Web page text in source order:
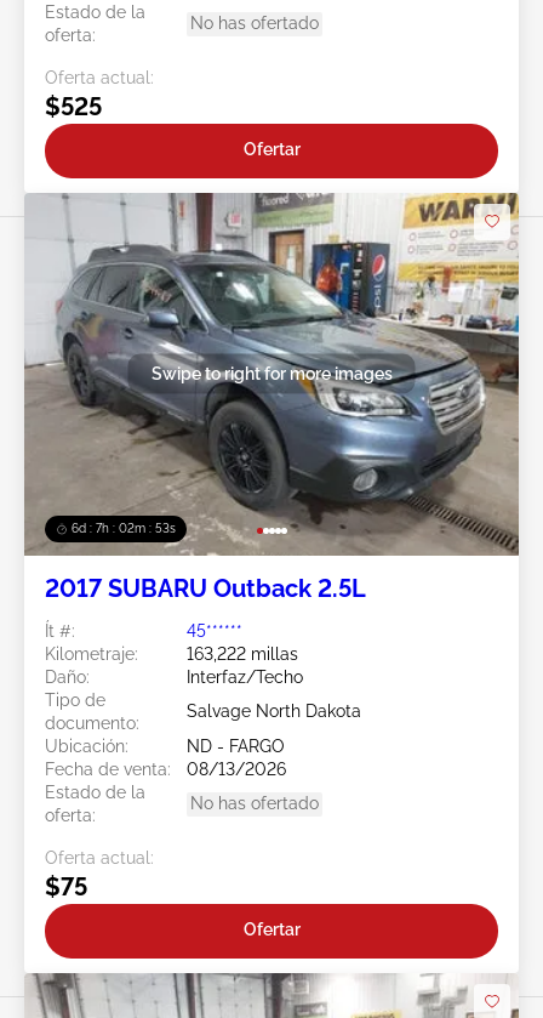
Estado de la
oferta:
No has ofertado
Oferta actual:
$525
Ofertar
6d : 7h : 02m : 50s
Swipe to right for more images
2017 SUBARU Outback 2.5L
Ít #:
45******
Kilometraje:
163,222 millas
Daño:
Interfaz/Techo
Tipo de
documento:
Salvage North Dakota
Ubicación:
ND - FARGO
Fecha de venta:
08/13/2026
Estado de la
oferta:
No has ofertado
Oferta actual:
$75
Ofertar